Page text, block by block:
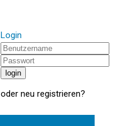
Login
oder neu registrieren?